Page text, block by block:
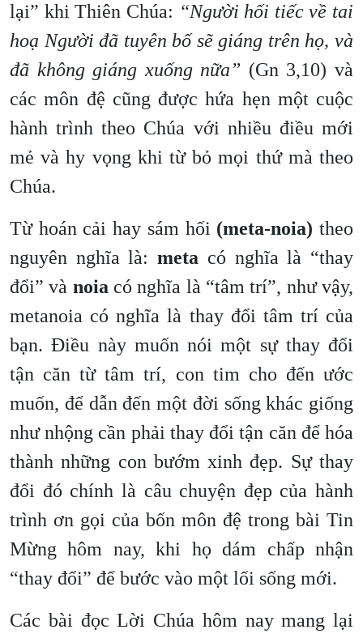
lại” khi Thiên Chúa: “Người hối tiếc về tai
hoạ Người đã tuyên bố sẽ giáng trên họ, và
đã không giáng xuống nữa” (Gn 3,10) và
các môn đệ cũng được hứa hẹn một cuộc
hành trình theo Chúa với nhiều điều mới
mẻ và hy vọng khi từ bỏ mọi thứ mà theo
Chúa.
Từ hoán cải hay sám hối (meta-noia) theo
nguyên nghĩa là:meta có nghĩa là “thay
đổi” và noia có nghĩa là “tâm trí”, như vậy,
metanoia có nghĩa là thay đổi tâm trí của
bạn. Điều này muốn nói một sự thay đổi
tận căn từ tâm trí, con tim cho đến ước
muốn, để dẫn đến một đời sống khác giống
như nhộng cần phải thay đổi tận căn để hóa
thành những con bướm xinh đẹp. Sự thay
đổi đó chính là câu chuyện đẹp của hành
trình ơn gọi của bốn môn đệ trong bài Tin
Mừng hôm nay, khi họ dám chấp nhận
“thay đổi” để bước vào một lối sống mới.
Các bài đọc Lời Chúa hôm nay mang lại